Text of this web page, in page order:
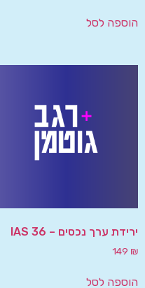
הוספה לסל
ירידת ערך נכסים – IAS 36
149 ₪
הוספה לסל